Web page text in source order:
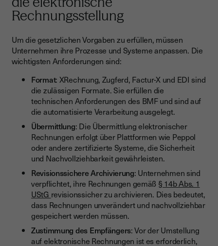
Rechnungsstellung
Um die gesetzlichen Vorgaben zu erfüllen, müssen
Unternehmen ihre Prozesse und Systeme anpassen. Die
wichtigsten Anforderungen sind:
Format: XRechnung, Zugferd, Factur-X und EDI sind
die zulässigen Formate. Sie erfüllen die
technischen Anforderungen des BMF und sind auf
die automatisierte Verarbeitung ausgelegt.
Übermittlung: Die Übermittlung elektronischer
Rechnungen erfolgt über Plattformen wie Peppol
oder andere zertifizierte Systeme, die Sicherheit
und Nachvollziehbarkeit gewährleisten.
Revisionssichere Archivierung: Unternehmen sind
verpflichtet, ihre Rechnungen gemäß § 14b Abs. 1
UStG revisionssicher zu archivieren. Dies bedeutet,
dass Rechnungen unverändert und nachvollziehbar
gespeichert werden müssen.
Zustimmung des Empfängers: Vor der Umstellung
auf elektronische Rechnungen ist es erforderlich,